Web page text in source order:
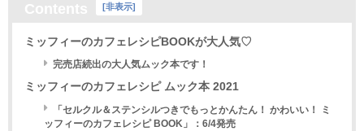
[非表示]
ミッフィーのカフェレシピBOOKが大人気♡
完売店続出の大人気ムック本です！
ミッフィーのカフェレシピ ムック本 2021
「セルクル＆ステンシルつきでもっとかんたん！ かわいい！ ミ
ッフィーのカフェレシピ BOOK」：6/4発売